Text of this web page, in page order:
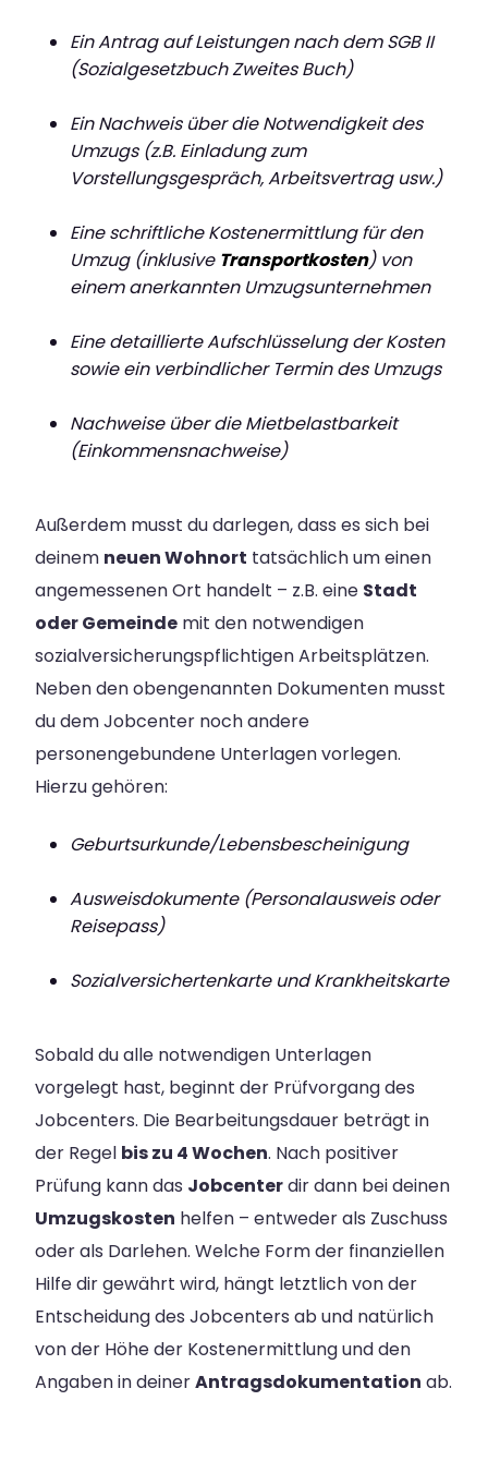
Ein Antrag auf Leistungen nach dem SGB II
(Sozialgesetzbuch Zweites Buch)
Ein Nachweis über die Notwendigkeit des
Umzugs (z.B. Einladung zum
Vorstellungsgespräch, Arbeitsvertrag usw.)
Eine schriftliche Kostenermittlung für den
Umzug (inklusive Transportkosten) von
einem anerkannten Umzugsunternehmen
Eine detaillierte Aufschlüsselung der Kosten
sowie ein verbindlicher Termin des Umzugs
Nachweise über die Mietbelastbarkeit
(Einkommensnachweise)
Außerdem musst du darlegen, dass es sich bei
deinem neuen Wohnort tatsächlich um einen
angemessenen Ort handelt – z.B. eine Stadt
oder Gemeinde mit den notwendigen
sozialversicherungspflichtigen Arbeitsplätzen.
Neben den obengenannten Dokumenten musst
du dem Jobcenter noch andere
personengebundene Unterlagen vorlegen.
Hierzu gehören:
Geburtsurkunde/Lebensbescheinigung
Ausweisdokumente (Personalausweis oder
Reisepass)
Sozialversichertenkarte und Krankheitskarte
Sobald du alle notwendigen Unterlagen
vorgelegt hast, beginnt der Prüfvorgang des
Jobcenters. Die Bearbeitungsdauer beträgt in
der Regel bis zu 4 Wochen. Nach positiver
Prüfung kann das Jobcenterdir dann bei deinen
Umzugskosten helfen – entweder als Zuschuss
oder als Darlehen. Welche Form der finanziellen
Hilfe dir gewährt wird, hängt letztlich von der
Entscheidung des Jobcenters ab und natürlich
von der Höhe der Kostenermittlung und den
Angaben in deinerAntragsdokumentation ab.